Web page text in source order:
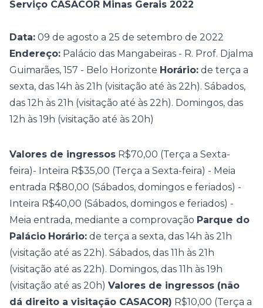
Serviço CASACOR Minas Gerais 2022
Data: 09 de agosto a 25 de setembro de 2022
Endereço: Palácio das Mangabeiras - R. Prof. Djalma
Guimarães, 157 - Belo Horizonte Horário: de terça a
sexta, das 14h às 21h (visitação até às 22h). Sábados,
das 12h às 21h (visitação até às 22h). Domingos, das
12h às 19h (visitação até às 20h)
Valores de ingressos R$70,00 (Terça a Sexta-
feira)- Inteira R$35,00 (Terça a Sexta-feira) - Meia
entrada R$80,00 (Sábados, domingos e feriados) -
Inteira R$40,00 (Sábados, domingos e feriados) -
Meia entrada, mediante a comprovação Parque do
Palácio Horário: de terça a sexta, das 14h às 21h
(visitação até as 22h). Sábados, das 11h às 21h
(visitação até as 22h). Domingos, das 11h às 19h
(visitação até as 20h) Valores de ingressos (não
dá direito a visitação CASACOR) R$10,00 (Terça a